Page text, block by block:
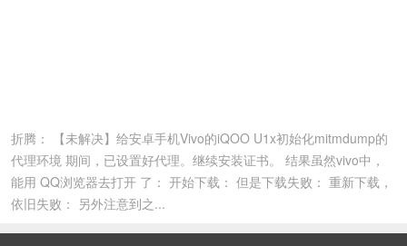
折腾： 【未解决】给安卓手机Vivo的iQOO U1x初始化mitmdump的
代理环境 期间，已设置好代理。继续安装证书。 结果虽然vivo中，
能用 QQ浏览器去打开 了： 开始下载： 但是下载失败： 重新下载，
依旧失败： 另外注意到之...